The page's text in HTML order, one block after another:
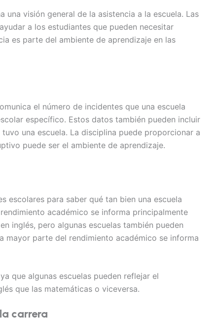
visión general de la asistencia a la escuela. Las
a los estudiantes que pueden necesitar
es parte del ambiente de aprendizaje en las
el número de incidentes que una escuela
específico. Estos datos también pueden incluir
una escuela. La disciplina puede proporcionar a
puede ser el ambiente de aprendizaje.
escolares para saber qué tan bien una escuela
académico se informa principalmente
inglés, pero algunas escuelas también pueden
mayor parte del rendimiento académico se informa
que algunas escuelas pueden reflejar el
que las matemáticas o viceversa.
carrera